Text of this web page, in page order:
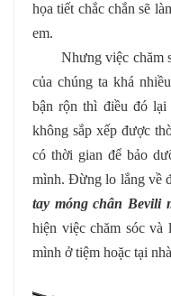
họa tiết chắc chắn sẽ
em.
Nhưng việc chăm
của chúng ta khá
bận rộn thì điều đó
không sắp xếp được
có thời gian để bảo
mình. Đừng lo lắng về
tay móng chân Bevili
hiện việc chăm sóc và
mình ở tiệm hoặc tại